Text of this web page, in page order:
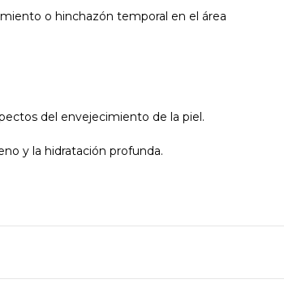
o hinchazón temporal en el área
del envejecimiento de la piel.
y la hidratación profunda.